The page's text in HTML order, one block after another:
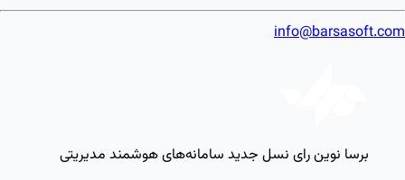
info@barsasoft.com
برسا نوین رای نسل جدید سامانه‌های هوشمند مدیریتی